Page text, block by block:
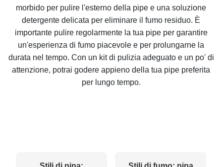
morbido per pulire l'esterno della pipe e una soluzione
detergente delicata per eliminare il fumo residuo. È
importante pulire regolarmente la tua pipe per garantire
un'esperienza di fumo piacevole e per prolungarne la
durata nel tempo. Con un kit di pulizia adeguato e un po' di
attenzione, potrai godere appieno della tua pipe preferita
per lungo tempo.